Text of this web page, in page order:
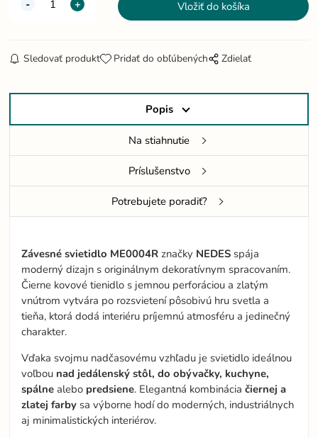
Sledovať produkt Pridať do obľúbených Zdielať
Popis
Na stiahnutie
Príslušenstvo
Potrebujete poradiť?
Závesné svietidlo ME0004R značky NEDES spája
moderný dizajn s originálnym dekoratívnym spracovaním.
Čierne kovové tienidlo s jemnou perforáciou a zlatým
vnútrom vytvára po rozsvietení pôsobivú hru svetla a
tieňa, ktorá dodá interiéru príjemnú atmosféru a jedinečný
charakter.
Vďaka svojmu nadčasovému vzhľadu je svietidlo ideálnou
voľbou nad jedálenský stôl, do obývačky, kuchyne,
spálne alebo predsiene. Elegantná kombináciačiernej a
zlatej farby sa výborne hodí do moderných, industriálnych
aj minimalistických interiérov.